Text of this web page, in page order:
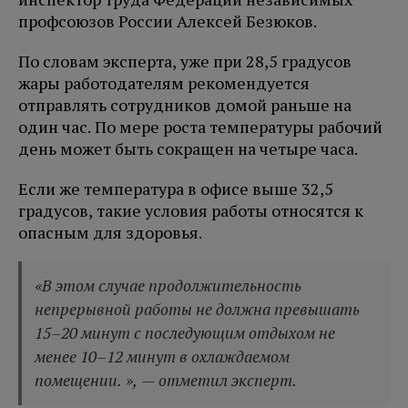
профсоюзов России Алексей Безюков.
По словам эксперта, уже при 28,5 градусов
жары работодателям рекомендуется
отправлять сотрудников домой раньше на
один час. По мере роста температуры рабочий
день может быть сокращен на четыре часа.
Если же температура в офисе выше 32,5
градусов, такие условия работы относятся к
опасным для здоровья.
«В этом случае продолжительность
непрерывной работы не должна превышать
15–20 минут с последующим отдыхом не
менее 10–12 минут в охлаждаемом
помещении. », — отметил эксперт.